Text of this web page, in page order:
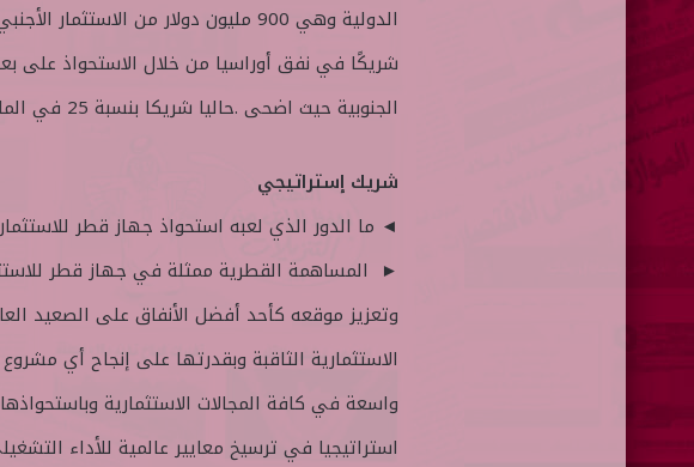
الدولية وهي 900 مليون دولار من
شريكًا في نفق أوراسيا من خلال الاستحواذ
الجنوبية حيث اضحى .حاليا شريكا بنسبة 25 في المائة
شريك إستراتيجي
◄ ما الدور الذي لعبه استحواذ جهاز قطر
► المساهمة القطرية ممثلة في جهاز قطر
وتعزيز موقعه كأحد أفضل الأنفاق على الصعيد
الاستثمارية الثاقبة وبقدرتها على إنجاح أي
استراتيجيا في ترسيخ معايير عالمية للأداء